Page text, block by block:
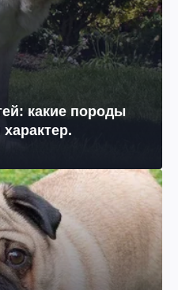
какие породы